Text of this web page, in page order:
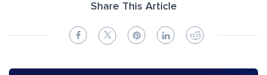
Share This Article